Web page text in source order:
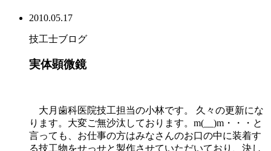
2010.05.17
技工士ブログ
実体顕微鏡
大月歯科医院技工担当の小林です。 久々の更新にな
ります。大変ご無沙汰しております。m(__)m・・・と
言っても、お仕事の方はみなさんのお口の中に装着す
る技工物をせっせと製作させていただいており、決し